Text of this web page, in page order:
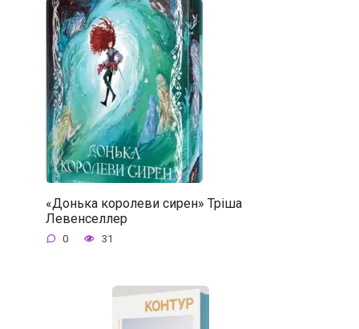
«Донька королеви сирен» Тріша
Левенселлер
0 31